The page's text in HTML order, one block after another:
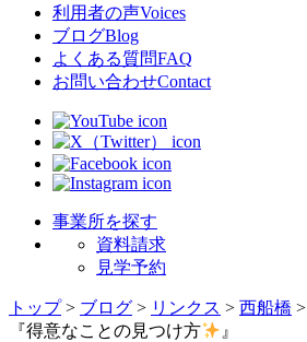
利用者の声Voices
ブログBlog
よくある質問FAQ
お問い合わせContact
事業所を探す
資料請求
見学予約
トップ> ブログ > リンクス > 西船橋 >
『得意なことの見つけ方
』